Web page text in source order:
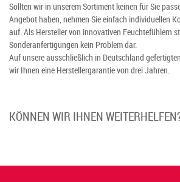
Sollten wir in unserem Sortiment keinen für Sie
Angebot haben, nehmen Sie einfach individuellen
auf. Als Hersteller von innovativen Feuchtefühlern
Sonderanfertigungen kein Problem dar.
Auf unsere ausschließlich in Deutschland
wir Ihnen eine Herstellergarantie von drei Jahren.
KÖNNEN WIR IHNEN